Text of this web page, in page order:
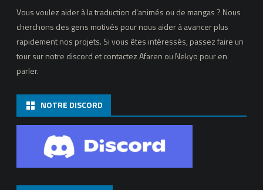
Vous voulez aider à la traduction d’animés ou de mangas ? Nous
cherchons des gens motivés pour nous aider à avancer plus
rapidement nos projets. Si vous êtes intéressés, passez faire un
tour sur notre discord et contactez Afaren ou Nekyo pour en
parler.
NOTRE DISCORD